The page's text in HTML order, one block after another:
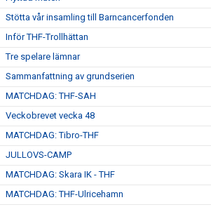
Stötta vår insamling till Barncancerfonden
Inför THF-Trollhättan
Tre spelare lämnar
Sammanfattning av grundserien
MATCHDAG: THF-SAH
Veckobrevet vecka 48
MATCHDAG: Tibro-THF
JULLOVS-CAMP
MATCHDAG: Skara IK - THF
MATCHDAG: THF-Ulricehamn